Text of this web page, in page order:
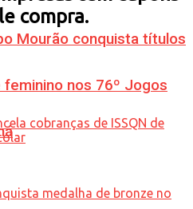
Mourão conquista títulos
nos 76º Jogos
compra.